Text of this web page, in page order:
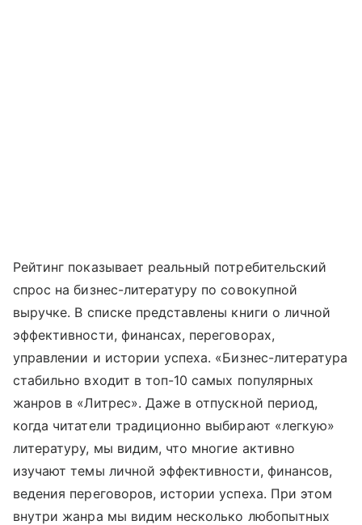
Рейтинг показывает реальный потребительский
спрос на бизнес-литературу по совокупной
выручке. В списке представлены книги о личной
эффективности, финансах, переговорах,
управлении и истории успеха. «Бизнес-литература
стабильно входит в топ-10 самых популярных
жанров в «Литрес». Даже в отпускной период,
когда читатели традиционно выбирают «легкую»
литературу, мы видим, что многие активно
изучают темы личной эффективности, финансов,
ведения переговоров, истории успеха. При этом
внутри жанра мы видим несколько любопытных